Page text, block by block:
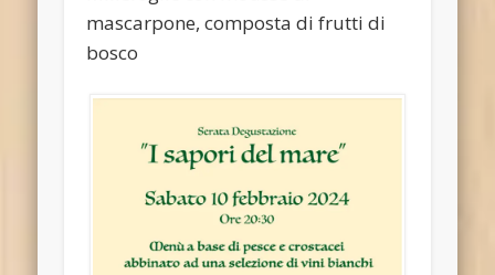
mascarpone, composta di frutti di
bosco